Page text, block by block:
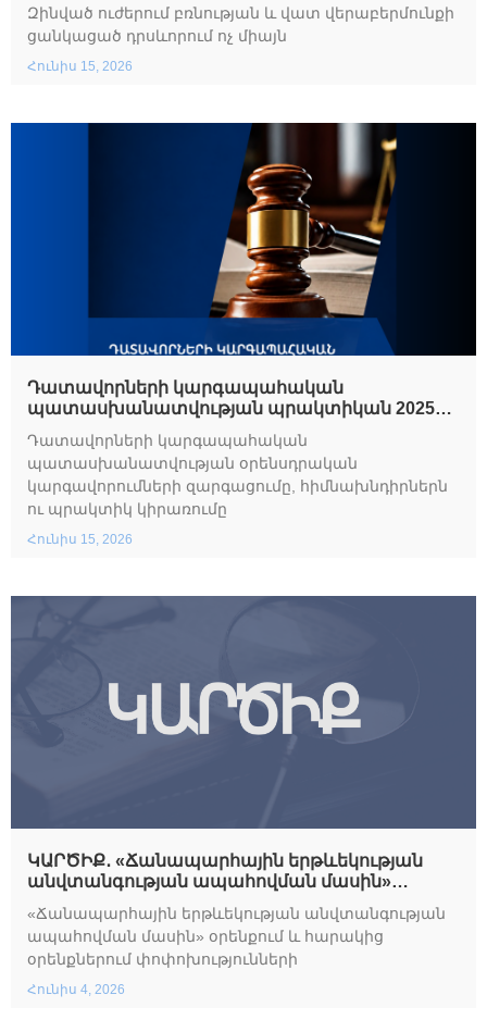
ՈՒՍՈՒՄՆԱՍԻՐՈՒԹՅՈՒՆ
Հունիս 15, 2026
Զինված ուժերում բռնության և վատ վերաբերմունքի
ցանկացած դրսևորում ոչ միայն
Դատավորների կարգապահական
պատասխանատվության պրակտիկան 2025
Հունիս 15, 2026
Դատավորների կարգապահական
պատասխանատվության օրենսդրական
կարգավորումների զարգացումը, հիմնախնդիրներն
ու պրակտիկ կիրառումը
ԿԱՐԾԻՔ․ «Ճանապարհային երթևեկության
անվտանգության ապահովման մասին»
փոփոխությունների փաթեթի վերաբերյալ
Հունիս 4, 2026
«Ճանապարհային երթևեկության անվտանգության
ապահովման մասին» օրենքում և հարակից
օրենքներում փոփոխությունների